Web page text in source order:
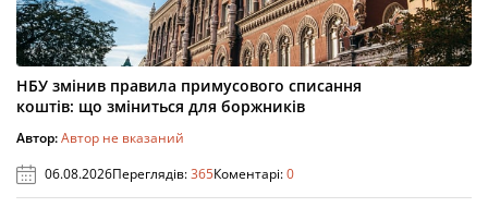
НБУ змінив правила примусового списання
коштів: що зміниться для боржників
Автор:Автор не вказаний
06.08.2026Переглядів:365Коментарі:0